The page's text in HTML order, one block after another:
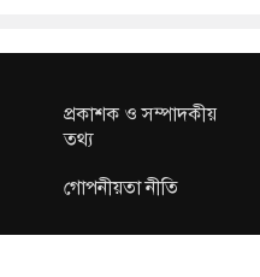
প্রকাশক ও সম্পাদকীয়
তথ্য
গোপনীয়তা নীতি